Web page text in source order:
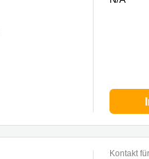
Kontakt